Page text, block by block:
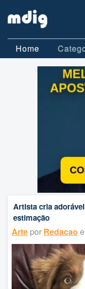
Home
Artista cria
estimação
Arte por Redacao